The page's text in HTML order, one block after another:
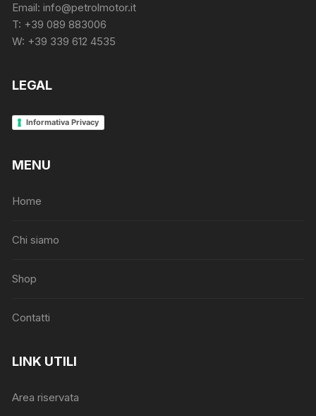
Email: info@petrolmotor.it
T: +39 089 883006
W: +39 339 612 4535
LEGAL
Informativa Privacy
MENU
Home
Chi siamo
Shop
Contatti
LINK UTILI
Area riservata